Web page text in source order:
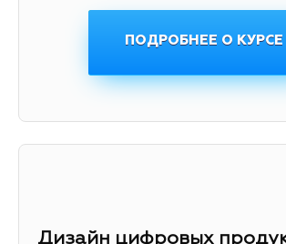
ПОДРОБНЕЕ О КУРСЕ
Дизайн цифровых